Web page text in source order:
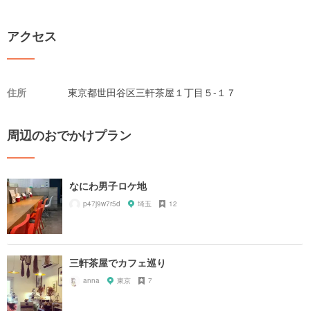
アクセス
住所 東京都世田谷区三軒茶屋１丁目５-１７
周辺のおでかけプラン
なにわ男子ロケ地
p47j9w7r5d 埼玉 12
三軒茶屋でカフェ巡り
anna 東京 7